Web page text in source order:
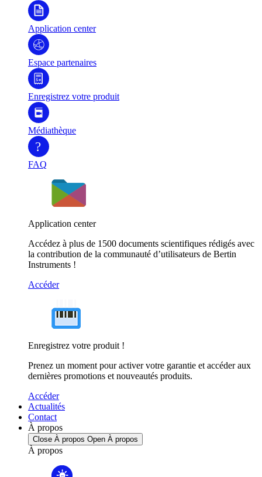
Application center
Espace partenaires
Enregistrez votre produit
Médiathèque
?
FAQ
Application center
Accédez à plus de 1500 documents scientifiques rédigés avec
la contribution de la communauté d’utilisateurs de Bertin
Instruments !
Accéder
Enregistrez votre produit !
Prenez un moment pour activer votre garantie et accéder aux
dernières promotions et nouveautés produits.
Accéder
Actualités
Contact
À propos
Close À propos Open À propos
À propos